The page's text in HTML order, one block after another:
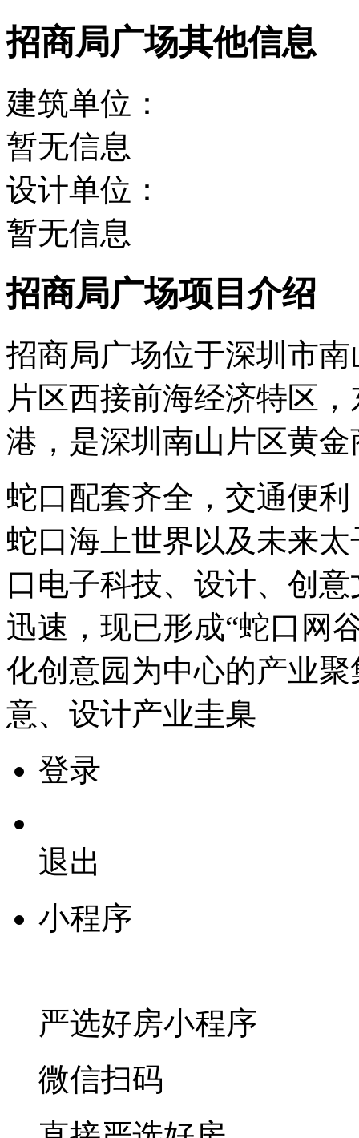
招商局广场其他信息
建筑单位：
暂无信息
设计单位：
暂无信息
招商局广场项目介绍
招商局广场位于深圳市
片区西接前海经济特区
港，是深圳南山片区黄
蛇口配套齐全，交通便
蛇口海上世界以及未来
口电子科技、设计、创
迅速，现已形成“蛇口网
化创意园为中心的产业
意、设计产业圭臬
登录
退出
小程序
严选好房小程序
微信扫码